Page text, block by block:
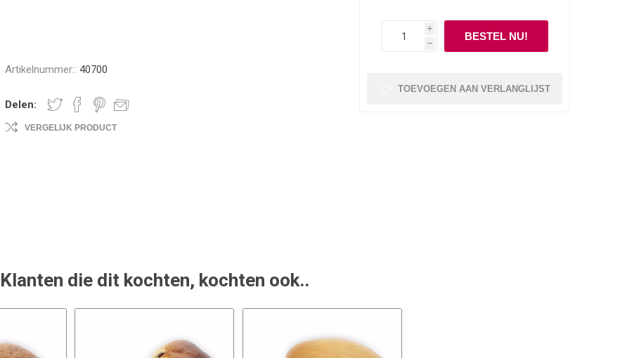
VERGELIJK PRODUCT
Artikelnummer:: 40700
Delen:
i
h
TOEVOEGEN AAN VERLANGLIJST
Klanten die dit kochten, kochten ook..